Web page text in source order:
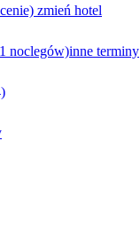
zmień hotel
noclegów)inne terminy